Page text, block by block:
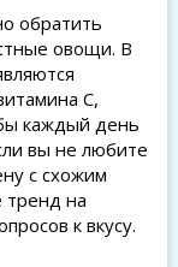
обратить
овощи. В
C,
каждый день
вы не любите
с схожим
на
к вкусу.